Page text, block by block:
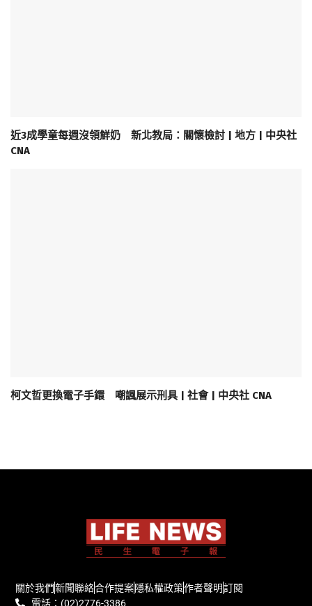
近3成學童每週沒領鮮奶 新北教局：關懷檢討 | 地方 | 中央社
CNA
柯文哲更換電子手鐶 嘲諷展示刑具 | 社會 | 中央社 CNA
關於我們新聞聯絡合作提案隱私權政策作者聲明訂閱
電話：(02)2776-3386